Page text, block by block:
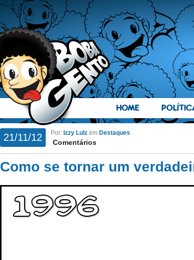
HOME
21/11/12 Por: Izzy Lulz em Destaques
Comentários
Como se tornar um